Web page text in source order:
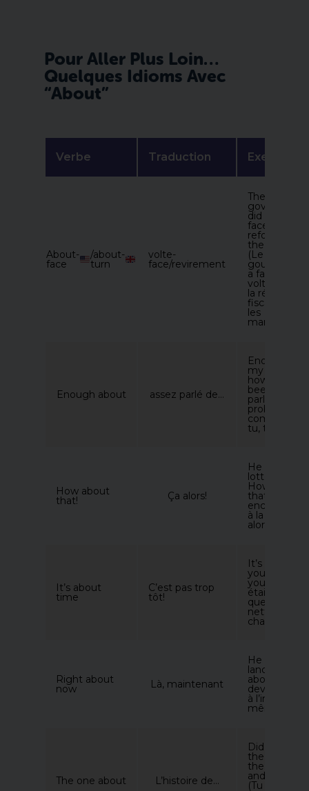
Pour Aller Plus Loin…
Quelques Idioms Avec
“about”
Verbe Traduction Exemple
About-
face ​
​/about-
turn
volte-
face/revirement
The
government
did an
face on the
reform after
the protests.
(Le
a fait une
volte-face
la réforme
fiscale après
les
Enough about assez parlé de…
Enough
my
how have
been?
parlé de
problèmes
comment
tu, toi ?)
How about
that! Ça alors!
He won the
lottery
How about
that! (Il a
encore
à la loterie ?
alors !)
It’s about
time
C’est pas trop
tôt!
It’s about
you cleaned
your room!
était temps
que tu
nettoies ta
chambre !)
Right about
now Là, maintenant
He should
landing right
about now.
devrait
à l’instant
même.)
The one about L’histoire de…
Did you hear
the one
the chicken
and the
(Tu as